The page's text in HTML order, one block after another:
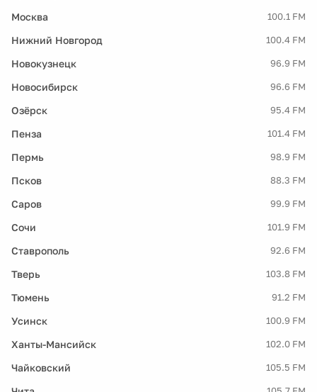
Москва 100.1 FM
Нижний Новгород 100.4 FM
Новокузнецк 96.9 FM
Новосибирск 96.6 FM
Озёрск 95.4 FM
Пенза 101.4 FM
Пермь 98.9 FM
Псков 88.3 FM
Саров 99.9 FM
Сочи 101.9 FM
Ставрополь 92.6 FM
Тверь 103.8 FM
Тюмень 91.2 FM
Усинск 100.9 FM
Ханты-Мансийск 102.0 FM
Чайковский 105.5 FM